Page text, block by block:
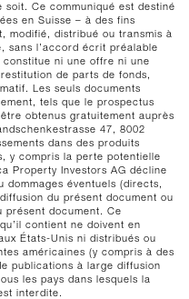
Ce communiqué est destiné
en Suisse – à des fins
modifié, distribué ou transmis à
sans l’accord écrit préalable
constitue ni une offre ni une
de parts de fonds,
Les seuls documents
tels que le prospectus
obtenus gratuitement auprès
47, 8002
dans des produits
y compris la perte potentielle
Property Investors AG décline
dommages éventuels (directs,
du présent document ou
présent document. Ce
contient ne doivent en
États-Unis ni distribués ou
américaines (y compris à des
publications à large diffusion
les pays dans lesquels la
interdite.